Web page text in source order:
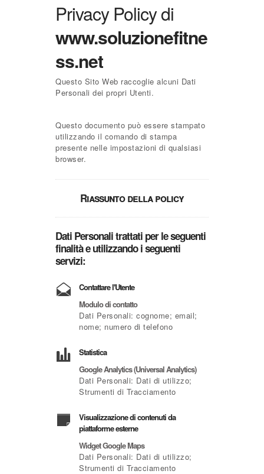
Privacy Policy di
www.soluzionefitne
ss.net
Questo Sito Web raccoglie alcuni Dati
Personali dei propri Utenti.
Questo documento può essere stampato
utilizzando il comando di stampa
presente nelle impostazioni di qualsiasi
browser.
Riassunto della policy
Dati Personali trattati per le seguenti
finalità e utilizzando i seguenti
servizi:
Contattare l'Utente
Modulo di contatto
Dati Personali: cognome; email;
nome; numero di telefono
Statistica
Google Analytics (Universal Analytics)
Dati Personali: Dati di utilizzo;
Strumenti di Tracciamento
Visualizzazione di contenuti da
piattaforme esterne
Widget Google Maps
Dati Personali: Dati di utilizzo;
Strumenti di Tracciamento